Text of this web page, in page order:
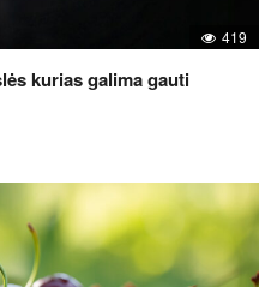
419
kurias galima gauti